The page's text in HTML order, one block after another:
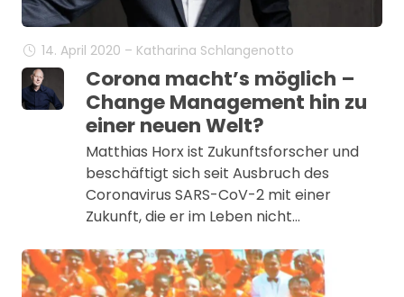
14. April 2020 – Katharina Schlangenotto
Corona macht’s möglich –
Change Management hin zu
einer neuen Welt?
Matthias Horx ist Zukunftsforscher und
beschäftigt sich seit Ausbruch des
Coronavirus SARS-CoV-2 mit einer
Zukunft, die er im Leben nicht…